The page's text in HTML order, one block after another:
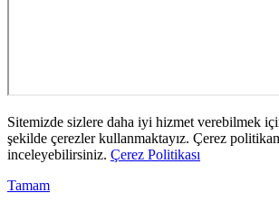
Sitemizde sizlere daha iyi hizmet verebilmek
şekilde çerezler kullanmaktayız. Çerez
inceleyebilirsiniz. Çerez Politikası
Tamam